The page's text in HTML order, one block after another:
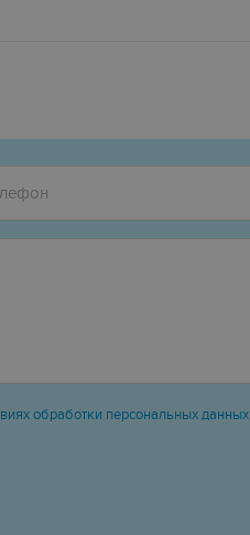
обработки персональных данных